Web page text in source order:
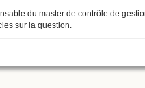
du master de contrôle de
sur la question.